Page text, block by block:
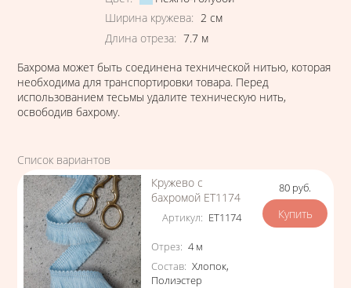
Ширина кружева: 2 см
Длина отреза: 7.7 м
Бахрома может быть соединена технической нитью, которая
необходима для транспортировки товара. Перед
использованием тесьмы удалите техническую нить,
освободив бахрому.
Список вариантов
Кружево с
бахромой ЕТ1174
Артикул: ЕТ1174
Характеристики
Отрез: 4 м
Состав: Хлопок,
Полиэстер
Цена
80 руб.